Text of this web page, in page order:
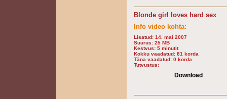
Blonde girl loves hard sex
Info video kohta:
Lisatud: 14. mai 2007
Suurus: 25 MB
Kestvus: 5 minutit
Kokku vaadatud: 81 korda
Täna vaadatud: 0 korda
Tutvustus:
Download